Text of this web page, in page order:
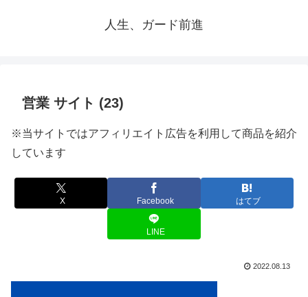
人生、ガード前進
営業 サイト (23)
※当サイトではアフィリエイト広告を利用して商品を紹介
しています
X Facebook はてブ
LINE
2022.08.13